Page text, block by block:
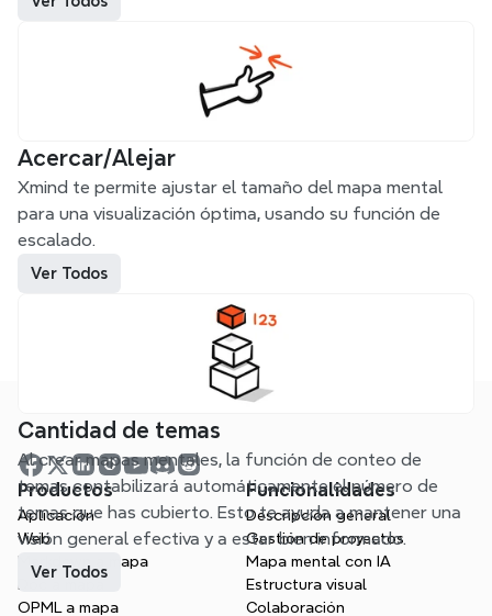
Acercar/Alejar
Xmind te permite ajustar el tamaño del mapa mental
para una visualización óptima, usando su función de
escalado.
Ver Todos
Cantidad de temas
Al crear mapas mentales, la función de conteo de
temas contabilizará automáticamente el número de
temas que has cubierto. Esto te ayuda a mantener una
visión general efectiva y a estar bien informado.
Ver Todos
Productos
Aplicación
Web
Markdown a mapa
Doc a mapa
OPML a mapa
Funcionalidades
Descripción general
Gestión de proyectos
Mapa mental con IA
Estructura visual
Colaboración